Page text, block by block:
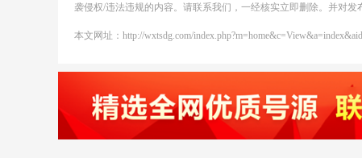
袭侵权/违法违规的内容。请联系我们，一经核实立即删除。并对发
本文网址：http://wxtsdg.com/